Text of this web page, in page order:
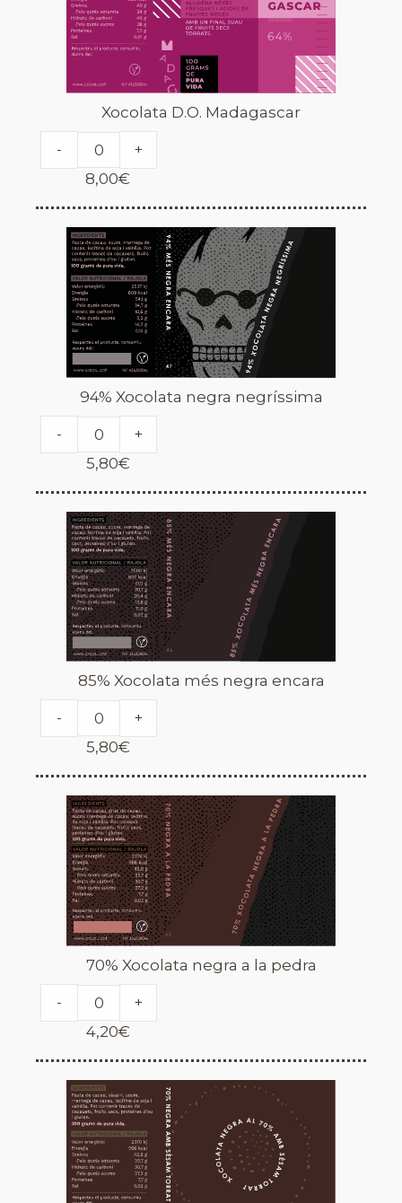
Xocolata D.O. Madagascar
-
+
8,00€
94% Xocolata negra negríssima
-
+
5,80€
85% Xocolata més negra encara
-
+
5,80€
70% Xocolata negra a la pedra
-
+
4,20€